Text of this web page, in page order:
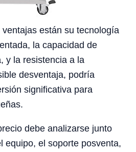
están su tecnología
la capacidad de
y la resistencia a la
desventaja, podría
significativa para
debe analizarse junto
equipo, el soporte posventa,